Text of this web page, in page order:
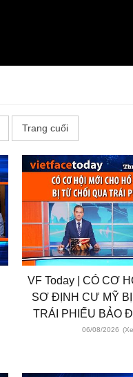
Trang cuối
VF Today | CÓ CƠ
SƠ ĐỊNH CƯ MỸ
TRÁI PHIẾU BẢO
06/08/2026